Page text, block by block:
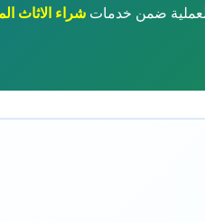
ضمن خدمات شراء الاثاث